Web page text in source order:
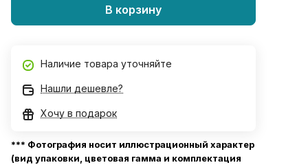
В корзину
Наличие товара уточняйте
Нашли дешевле?
Хочу в подарок
*** Фотография носит иллюстрационный характер
(вид упаковки, цветовая гамма и комплектация